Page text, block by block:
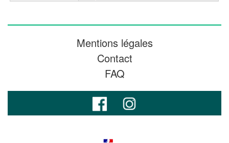
Mentions légales
Contact
FAQ